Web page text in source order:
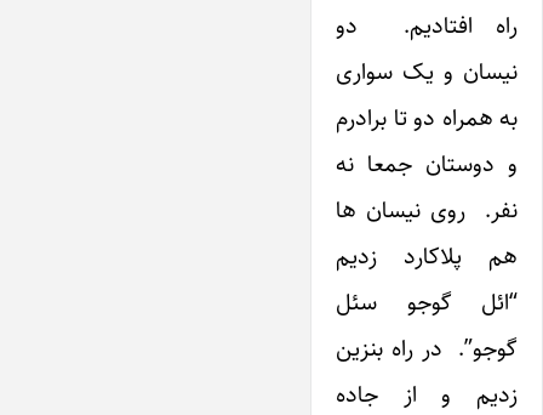
راه افتادیم. دو
نیسان و یک سواری
به همراه دو تا برادرم
و دوستان جمعا نه
نفر. روی نیسان ها
هم پلاکارد زدیم
“ائل گوجو سئل
گوجو”. در راه بنزین
زدیم و از جاده